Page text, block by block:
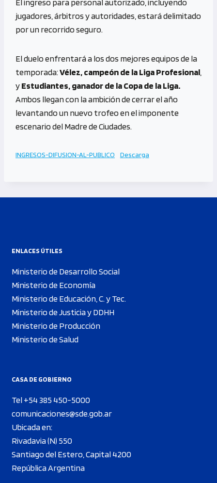
jugadores, árbitros y autoridades, estará delimitado
por un recorrido seguro.
El duelo enfrentará a los dos mejores equipos de la
temporada:Vélez, campeón de la Liga Profesional
yEstudiantes, ganador de la Copa de la Liga.
Ambos llegan con la ambición de cerrar el año
levantando un nuevo trofeo en el imponente
escenario del Madre de Ciudades.
INGRESOS-DIFUSION-AL-PUBLICO Descarga
ENLACES ÚTILES
Ministerio de Desarrollo Social
Ministerio de Economía
Ministerio de Educación, C. y Tec.
Ministerio de Justicia y DDHH
Ministerio de Producción
Ministerio de Salud
CASA DE GOBIERNO
Tel +54 385 450-5000
comunicaciones@sde.gob.ar
Ubicada en:
Rivadavia (N) 550
Santiago del Estero, Capital 4200
República Argentina